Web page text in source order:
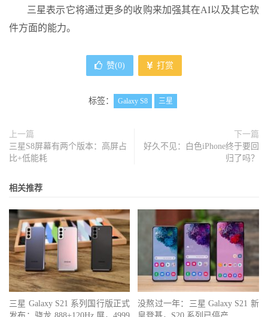
三星表示它将通过更多的收购来加强其在AI以及其它软
件方面的能力。
赞(0) 打赏
标签： Galaxy S8 三星
上一篇
三星S8屏幕有两个版本：高屏占
比+低能耗
下一篇
好久不见：白色iPhone终于要回
归了吗？
相关推荐
三星 Galaxy S21 系列国行版正式
没熬过一年：三星 Galaxy S21 新